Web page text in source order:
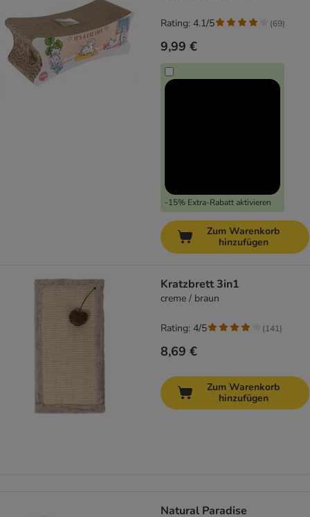
9,99 €
-15% Extra-Rabatt aktivieren
Rating: 4.1/5 (69)
Zum Warenkorb
hinzufügen
Kratzbrett 3in1
creme / braun
8,69 €
Rating: 4/5 (141)
Zum Warenkorb
hinzufügen
Natural Paradise